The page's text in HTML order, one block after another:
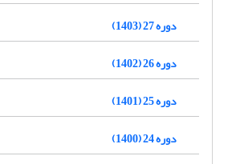
دوره 27 (1403)
دوره 26 (1402)
دوره 25 (1401)
دوره 24 (1400)